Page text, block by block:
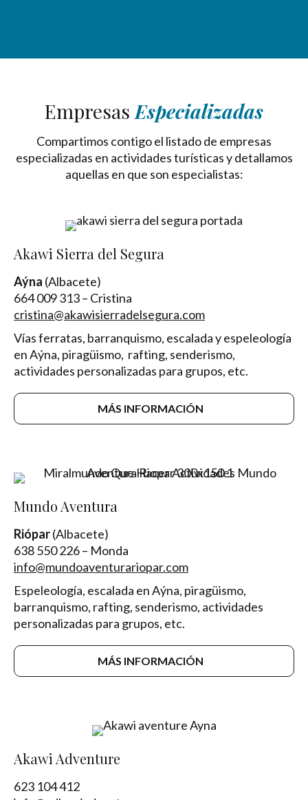
Empresas Especializadas
Compartimos contigo el listado de empresas
especializadas en actividades turísticas y detallamos
aquellas en que son especialistas:
Akawi Sierra del Segura
Aýna (Albacete)
664 009 313 – Cristina
cristina@akawisierradelsegura.com
Vías ferratas, barranquismo, escalada y espeleología
en Aýna, piragüismo, rafting, senderismo,
actividades personalizadas para grupos, etc.
MÁS INFORMACIÓN
Mundo Aventura
Riópar(Albacete)
638 550 226 – Monda
info@mundoaventurariopar.com
Espeleología, escalada en Aýna, piragüismo,
barranquismo, rafting, senderismo, actividades
personalizadas para grupos, etc.
MÁS INFORMACIÓN
Akawi Adventure
623 104 412